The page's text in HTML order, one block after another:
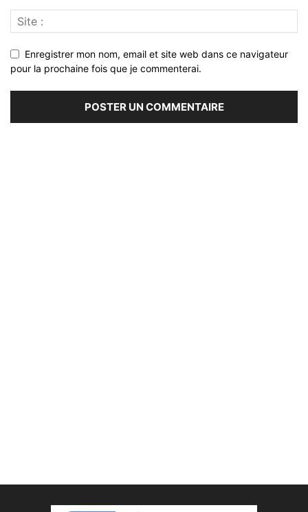
Enregistrer mon nom, email et site web dans ce navigateur
pour la prochaine fois que je commenterai.